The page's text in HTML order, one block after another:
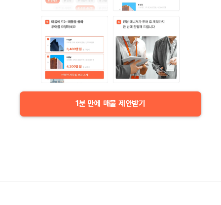
1분 만에 매물 제안받기